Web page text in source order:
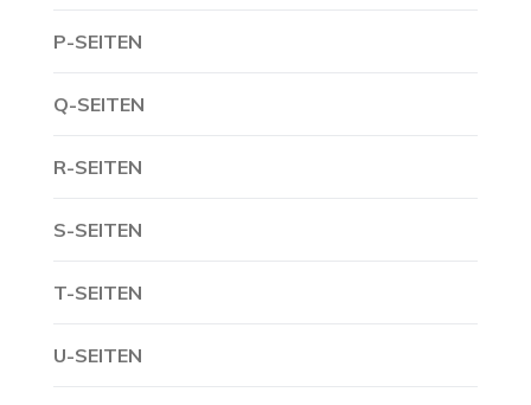
P-SEITEN
Q-SEITEN
R-SEITEN
S-SEITEN
T-SEITEN
U-SEITEN